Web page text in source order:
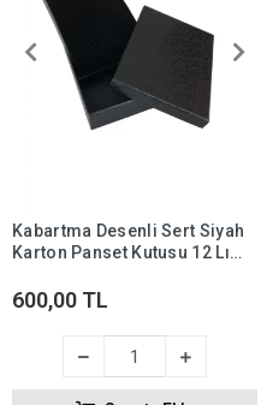
Kabartma Desenli Sert Siyah
Karton Panset Kutusu 12 Lı
600,00 TL